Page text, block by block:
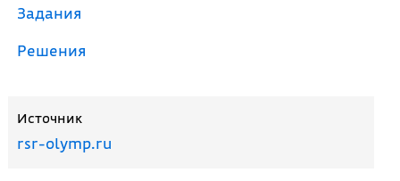
Задания
Решения
Источник
rsr-olymp.ru